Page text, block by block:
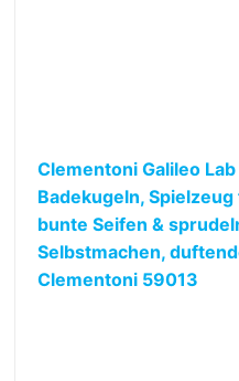
Clementoni Galileo
Badekugeln,
bunte Seifen &
Selbstmachen,
Clementoni 59013